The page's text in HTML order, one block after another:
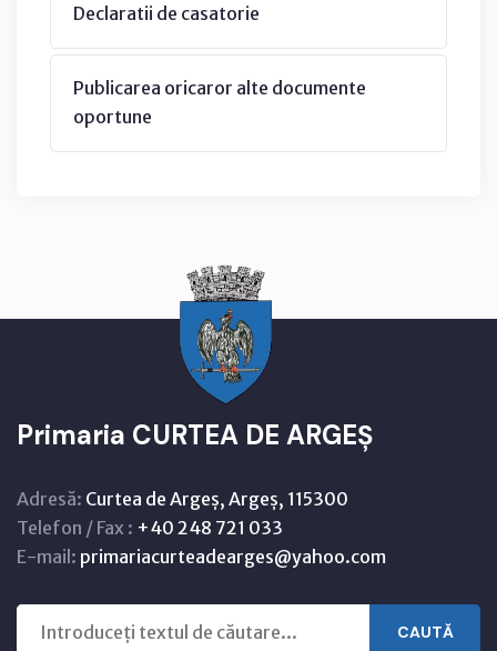
Declaratii de casatorie
Publicarea oricaror alte documente
oportune
Primaria CURTEA DE ARGEȘ
Adresă: Curtea de Argeș, Argeș, 115300
Telefon / Fax : +40 248 721 033
E-mail: primariacurteadearges@yahoo.com
CAUTĂ